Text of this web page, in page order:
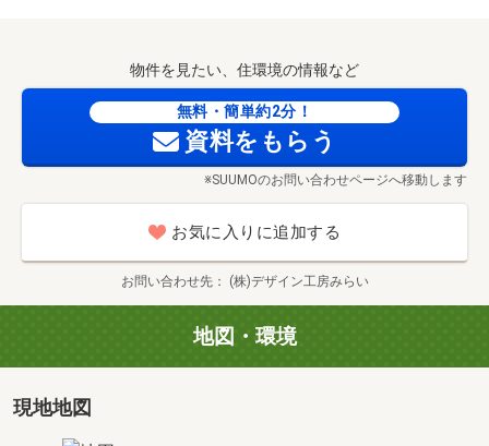
ご見学のご予約は上記のお電話番号よりお気軽にお問い合
わせください。
資料請求は【下部のオレンジ色資料請求ボタンを押してく
ださい】
短時間のご案内も可能です。
ト・デメリット詳しくお話しさせて頂きます。
◆ご希望条件の相談・関連物件のご紹介（30分～）
かわからなくなってきた…なんてお悩みを抱えている方
も、少なくありません。
物件を見たい、住環境の情報など
無料・簡単約2分！
資料をもらう
※SUUMOのお問い合わせページへ移動します
お気に入りに追加する
お問い合わせ先 (株)デザイン工房みらい
地図・環境
現地地図